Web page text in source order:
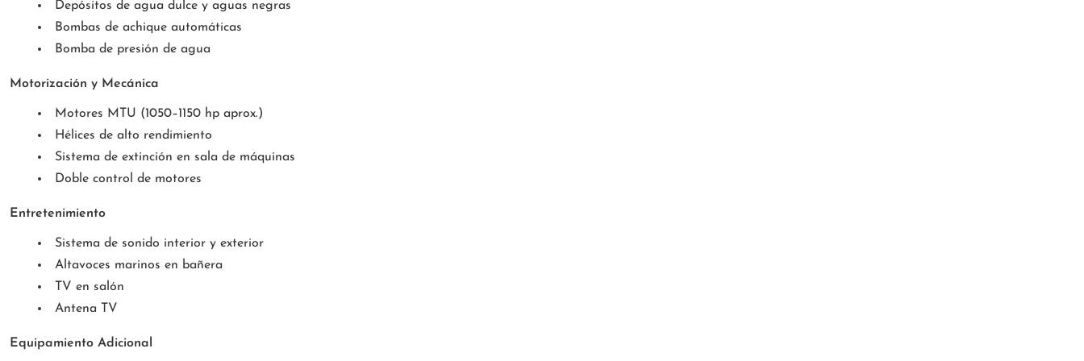
Depósitos de agua dulce y aguas negras
Bombas de achique automáticas
Bomba de presión de agua
Motorización y Mecánica
Motores MTU (1050–1150 hp aprox.)
Hélices de alto rendimiento
Sistema de extinción en sala de máquinas
Doble control de motores
Entretenimiento
Sistema de sonido interior y exterior
Altavoces marinos en bañera
TV en salón
Antena TV
Equipamiento Adicional